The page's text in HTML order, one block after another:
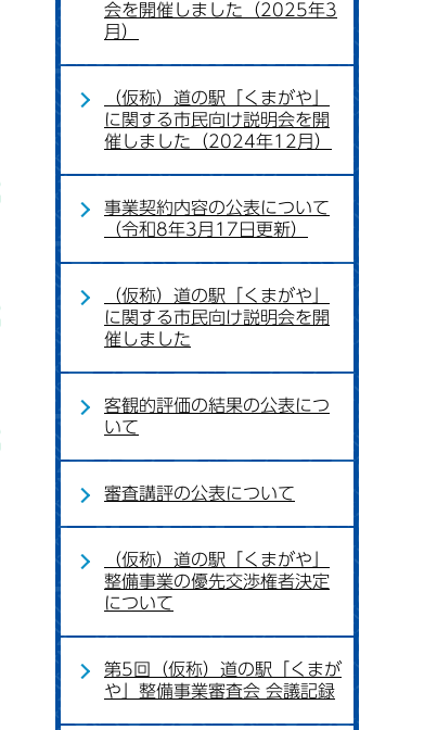
会を開催しました（2025年3
月）
（仮称）道の駅「くまがや」
に関する市民向け説明会を開
催しました（2024年12月）
事業契約内容の公表について
（令和8年3月17日更新）
（仮称）道の駅「くまがや」
に関する市民向け説明会を開
催しました
客観的評価の結果の公表につ
いて
審査講評の公表について
（仮称）道の駅「くまがや」
整備事業の優先交渉権者決定
について
第5回（仮称）道の駅「くまが
や」整備事業審査会 会議記録